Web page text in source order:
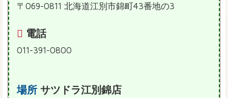
〒069-0811 北海道江別市錦町43番地の3
電話
011-391-0800
場所 サツドラ江別錦店